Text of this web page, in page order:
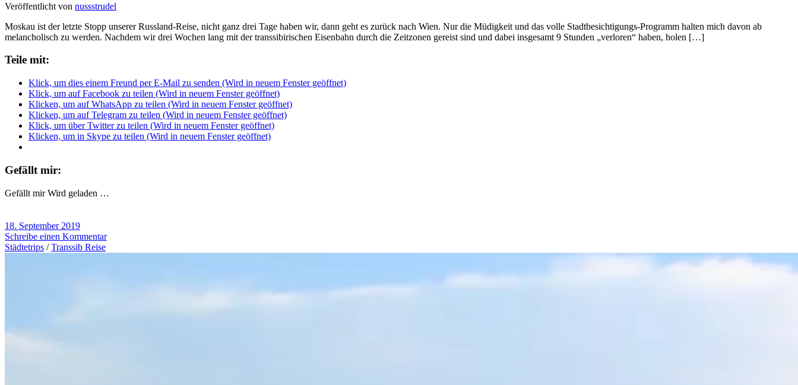
Veröffentlicht von nussstrudel
Moskau ist der letzte Stopp unserer Russland-Reise, nicht ganz drei Tage haben wir, dann geht es zurück nach Wien. Nur die Müdigkeit und das volle Stadtbesichtigungs-Programm halten mich davon ab
melancholisch zu werden. Nachdem wir drei Wochen lang mit der transsibirischen Eisenbahn durch die Zeitzonen gereist sind und dabei insgesamt 9 Stunden „verloren“ haben, holen […]
Teile mit:
Klick, um dies einem Freund per E-Mail zu senden (Wird in neuem Fenster geöffnet)
Klick, um auf Facebook zu teilen (Wird in neuem Fenster geöffnet)
Klicken, um auf WhatsApp zu teilen (Wird in neuem Fenster geöffnet)
Klicken, um auf Telegram zu teilen (Wird in neuem Fenster geöffnet)
Klick, um über Twitter zu teilen (Wird in neuem Fenster geöffnet)
Klicken, um in Skype zu teilen (Wird in neuem Fenster geöffnet)
Gefällt mir:
Gefällt mir Wird geladen …
18. September 2019
Schreibe einen Kommentar
Städtetrips /Transsib Reise